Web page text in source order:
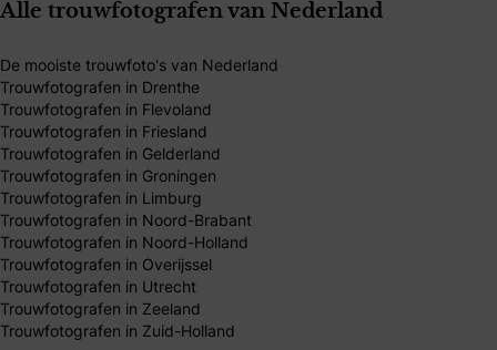
Alle trouwfotografen van Nederland
De mooiste trouwfoto's van Nederland
Trouwfotografen in Drenthe
Trouwfotografen in Flevoland
Trouwfotografen in Friesland
Trouwfotografen in Gelderland
Trouwfotografen in Groningen
Trouwfotografen in Limburg
Trouwfotografen in Noord-Brabant
Trouwfotografen in Noord-Holland
Trouwfotografen in Overijssel
Trouwfotografen in Utrecht
Trouwfotografen in Zeeland
Trouwfotografen in Zuid-Holland